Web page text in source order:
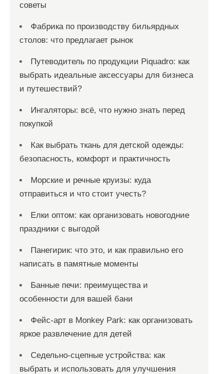
советы
Фабрика по производству бильярдных
столов: что предлагает рынок
Путеводитель по продукции Piquadro: как
выбрать идеальные аксессуары для бизнеса
и путешествий?
Ингаляторы: всё, что нужно знать перед
покупкой
Как выбрать ткань для детской одежды:
безопасность, комфорт и практичность
Морские и речные круизы: куда
отправиться и что стоит учесть?
Елки оптом: как организовать новогодние
праздники с выгодой
Панегирик: что это, и как правильно его
написать в памятные моменты
Банные печи: преимущества и
особенности для вашей бани
Фейс-арт в Monkey Park: как организовать
яркое развлечение для детей
Седельно-сцепные устройства: как
выбрать и использовать для улучшения